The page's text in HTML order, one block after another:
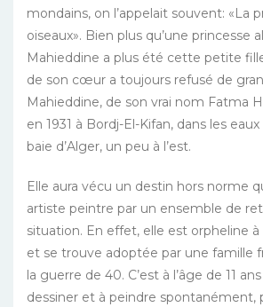
mondains, on l’appelait souvent: «La
oiseaux». Bien plus qu’une princesse
Mahieddine a plus été cette petite
de son cœur a toujours refusé de
Mahieddine, de son vrai nom Fatma
en 1931 à Bordj-El-Kifan, dans les
baie d’Alger, un peu à l’est.
Elle aura vécu un destin hors norme
artiste peintre par un ensemble de
situation. En effet, elle est orpheline à
et se trouve adoptée par une famille
la guerre de 40. C’est à l’âge de 11
dessiner et à peindre spontanément,